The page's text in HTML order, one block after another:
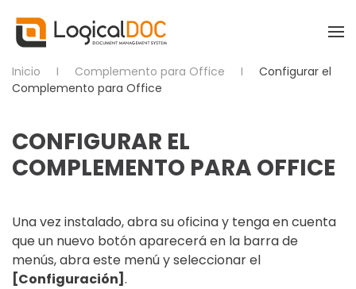
Skip to main content
Inicio Complemento para Office
Configurar el
Complemento para Office
CONFIGURAR EL
COMPLEMENTO PARA OFFICE
Una vez instalado, abra su oficina y tenga en cuenta
que un nuevo botón aparecerá en la barra de
menús, abra este menú y seleccionar el
[Configuración] .